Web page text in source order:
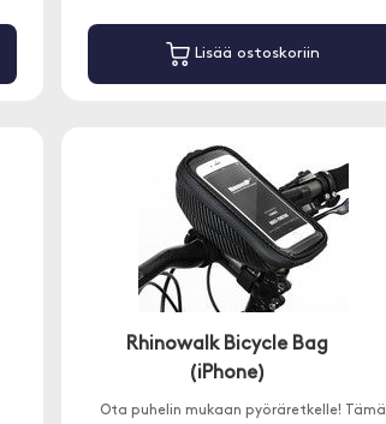
Lisää ostoskoriin
Rhinowalk Bicycle Bag
(iPhone)
Ota puhelin mukaan pyöräretkelle! Tämä